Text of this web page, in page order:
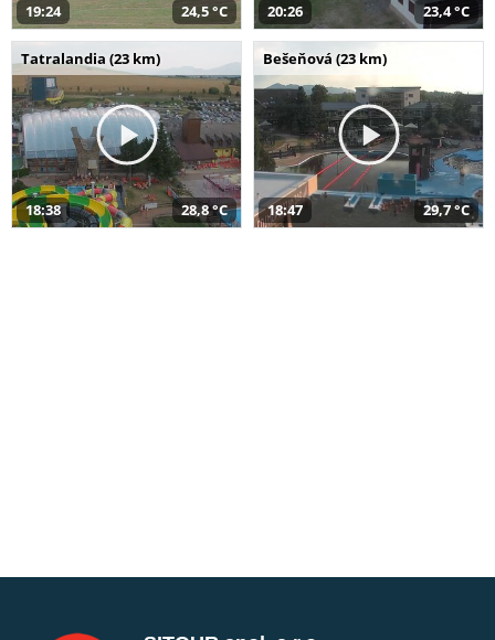
19:24 24,5 °C 20:26 23,4 °C
Tatralandia (23 km)
18:38 28,8 °C
Bešeňová (23 km)
18:47 29,7 °C